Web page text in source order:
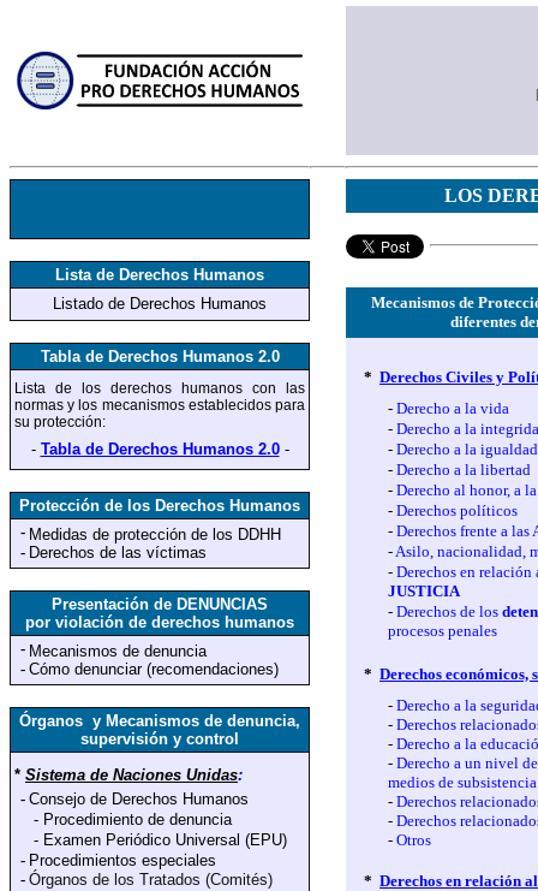
Lista de Derechos Humanos
Listado de Derechos Humanos
Tabla de Derechos Humanos 2.0
Lista de los derechos humanos con las
normas y los mecanismos establecidos para
su protección:
- Tabla de Derechos Humanos 2.0-
Protección de los Derechos Humanos
- Medidas de protección de los DDHH
- Derechos de las víctimas
Presentación de DENUNCIAS
por violación de derechos humanos
- Mecanismos de denuncia
- Cómo denunciar (recomendaciones)
Órganos y Mecanismos de denuncia,
supervisión y control
* Sistema de Naciones Unidas:
- Consejo de Derechos Humanos
- Procedimiento de denuncia
- Examen Periódico Universal (EPU)
- Procedimientos especiales
- Órganos de los Tratados (Comités)
LOS
Mecanismos de
diferentes
* Derechos Civiles y
- Derecho a la vida
- Derecho a la
- Derecho a la igualdad
- Derecho a la libertad
- Derecho al honor, a
- Derechos políticos
- Derechos frente a
-Asilo, nacionalidad,
- Derechos en
JUSTICIA
- Derechos de los
procesos penales
* Derechos económicos,
- Derecho a la
- Derechos
- Derecho a la
- Derecho a un nivel
medios de subsistencia
- Derechos
- Derechos
- Otros
* Derechos en relación